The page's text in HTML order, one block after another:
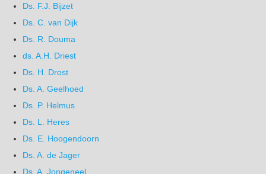
Ds. F.J. Bijzet
Ds. C. van Dijk
Ds. R. Douma
ds. A.H. Driest
Ds. H. Drost
Ds. A. Geelhoed
Ds. P. Helmus
Ds. L. Heres
Ds. E. Hoogendoorn
Ds. A. de Jager
Ds. A. Jongeneel